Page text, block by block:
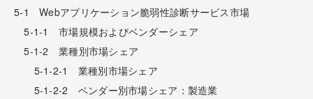
5-1 Webアプリケーション脆弱性診断サービス市場
5-1-1 市場規模およびベンダーシェア
5-1-2 業種別市場シェア
5-1-2-1 業種別市場シェア
5-1-2-2 ベンダー別市場シェア：製造業